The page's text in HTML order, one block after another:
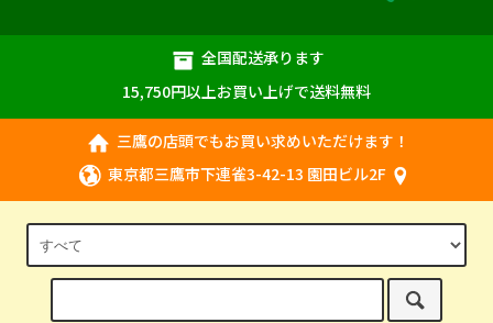
全国配送承ります
15,750円以上お買い上げで送料無料
三鷹の店頭でもお買い求めいただけます！
東京都三鷹市下連雀3-42-13 園田ビル2F